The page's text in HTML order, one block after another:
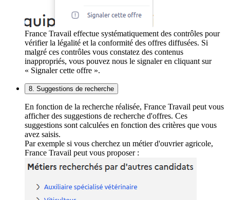
France Travail effectue systématiquement des contrôles pour
vérifier la légalité et la conformité des offres diffusées. Si
malgré ces contrôles vous constatez des contenus
inappropriés, vous pouvez nous le signaler en cliquant sur
« Signaler cette offre ».
8. Suggestions de recherche
En fonction de la recherche réalisée, France Travail peut vous
afficher des suggestions de recherche d'offres. Ces
suggestions sont calculées en fonction des critères que vous
avez saisis.
Par exemple si vous cherchez un métier d'ouvrier agricole,
France Travail peut vous proposer :